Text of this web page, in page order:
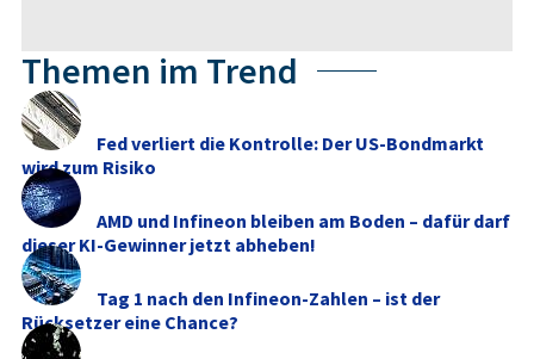
Themen im Trend
Fed verliert die Kontrolle: Der US-Bondmarkt
wird zum Risiko
AMD und Infineon bleiben am Boden – dafür darf
dieser KI-Gewinner jetzt abheben!
Tag 1 nach den Infineon-Zahlen – ist der
Rücksetzer eine Chance?